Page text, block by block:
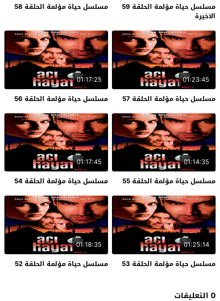
مسلسل حياة مؤلمة الحلقة 59
الاخيرة
مسلسل حياة مؤلمة الحلقة 58
01:23:45
مسلسل حياة مؤلمة الحلقة 57
01:17:25
مسلسل حياة مؤلمة الحلقة 56
01:14:35
مسلسل حياة مؤلمة الحلقة 55
01:17:45
مسلسل حياة مؤلمة الحلقة 54
01:25:14
مسلسل حياة مؤلمة الحلقة 53
01:18:35
مسلسل حياة مؤلمة الحلقة 52
0 التعليقات